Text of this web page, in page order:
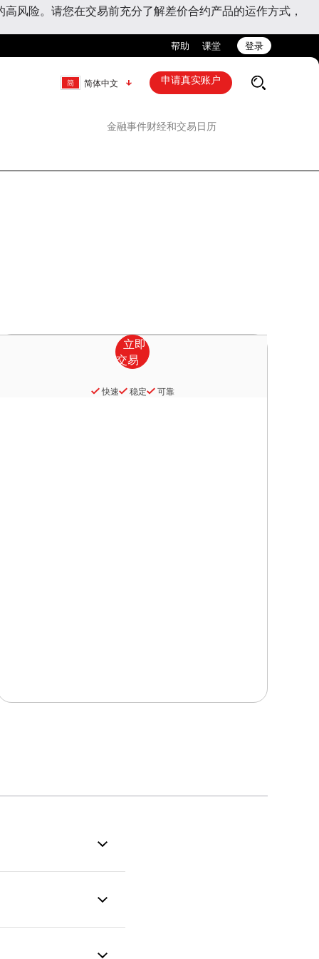
风险。请您在交易前充分了解差价合约产品的运作方式，
帮助 课堂 登录
简体中文 申请真实账户
金融事件财经和交易日历
快速 稳定 可靠